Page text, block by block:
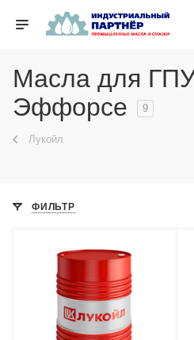
Масла для
Эффорсе
9
Лукойл
ФИЛЬТР